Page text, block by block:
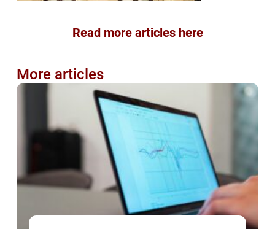
Read more articles here
More articles